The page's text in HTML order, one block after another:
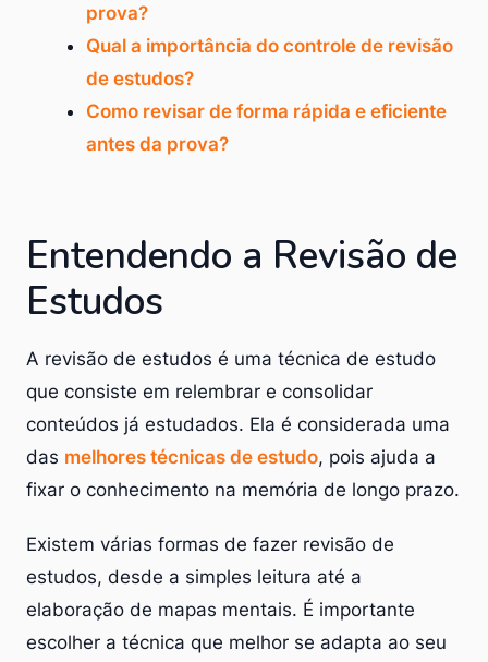
prova?
Qual a importância do controle de revisão
de estudos?
Como revisar de forma rápida e eficiente
antes da prova?
Entendendo a Revisão de
Estudos
A revisão de estudos é uma técnica de estudo
que consiste em relembrar e consolidar
conteúdos já estudados. Ela é considerada uma
das melhores técnicas de estudo, pois ajuda a
fixar o conhecimento na memória de longo prazo.
Existem várias formas de fazer revisão de
estudos, desde a simples leitura até a
elaboração de mapas mentais. É importante
escolher a técnica que melhor se adapta ao seu